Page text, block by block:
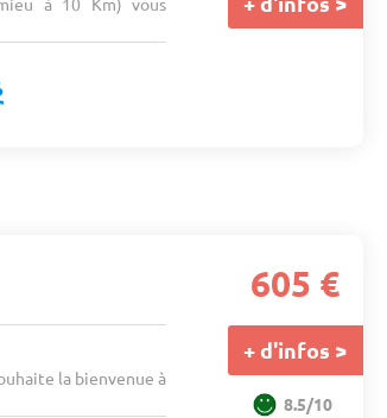
la bienvenue à
605 €
+ d'infos >
8.5/10